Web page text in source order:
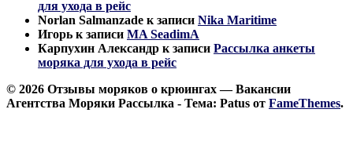
для ухода в рейс
Norlan Salmanzade к записи Nika Maritime
Игорь к записи MA SeadimA
Карпухин Александр к записи Рассылка анкеты
моряка для ухода в рейс
© 2026 Отзывы моряков о крюингах — Вакансии
Агентства Моряки Рассылка - Тема: Patus от FameThemes.